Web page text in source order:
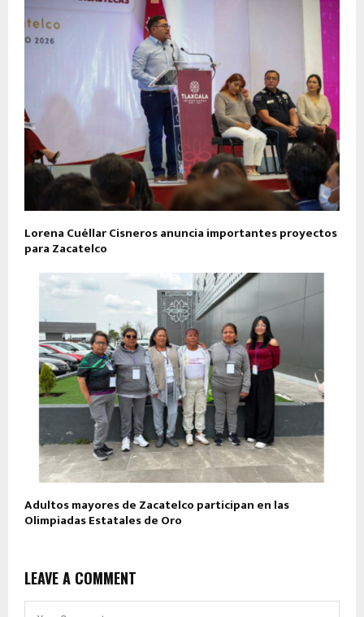
Lorena Cuéllar Cisneros anuncia importantes proyectos
para Zacatelco
Adultos mayores de Zacatelco participan en las
Olimpiadas Estatales de Oro
LEAVE A COMMENT